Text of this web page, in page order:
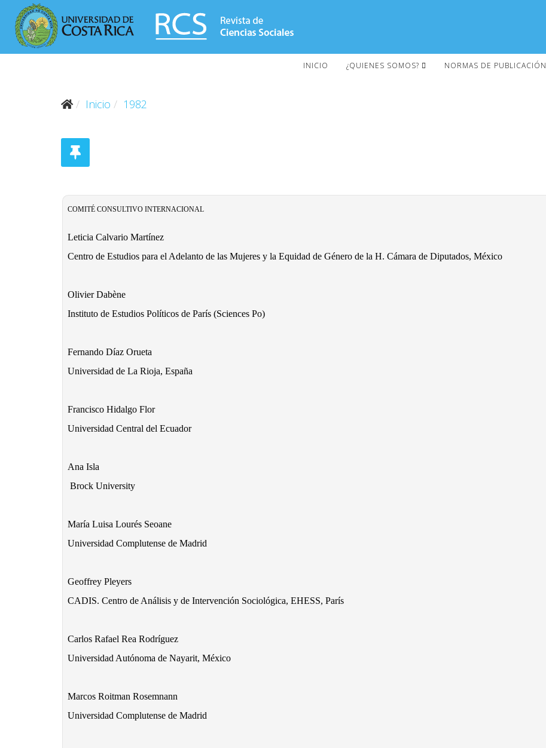
INICIO ¿QUIENES SOMOS? NORMAS DE PUBLICACIÓN
Inicio 1982
COMITÉ CONSULTIVO INTERNACIONAL
Leticia Calvario Martínez
Centro de Estudios para el Adelanto de las Mujeres y la Equidad de Género de la H. Cámara de Diputados, México
Olivier Dabène
Instituto de Estudios Políticos de París (Sciences Po)
Fernando Díaz Orueta
Universidad de La Rioja, España
Francisco Hidalgo Flor
Universidad Central del Ecuador
Ana Isla
Brock University
María Luisa Lourés Seoane
Universidad Complutense de Madrid
Geoffrey Pleyers
CADIS. Centro de Análisis y de Intervención Sociológica, EHESS, París
Carlos Rafael Rea Rodríguez
Universidad Autónoma de Nayarit, México
Marcos Roitman Rosemnann
Universidad Complutense de Madrid